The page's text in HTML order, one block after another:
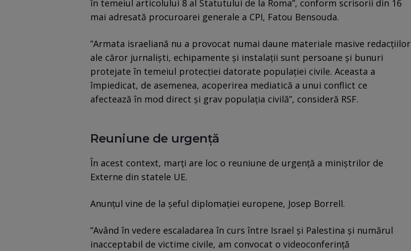
în temeiul articolului 8 al Statutului de la Roma”, conform scrisorii din 16
mai adresată procuroarei generale a CPI, Fatou Bensouda.
”Armata israeliană nu a provocat numai daune materiale masive redacţiilor
ale căror jurnalişti, echipamente şi instalaţii sunt persoane şi bunuri
protejate în temeiul protecţiei datorate populaţiei civile. Aceasta a
împiedicat, de asemenea, acoperirea mediatică a unui conflict ce
afectează în mod direct şi grav populaţia civilă”, consideră RSF.
Reuniune de urgenţă
În acest context, marți are loc o reuniune de urgenţă a miniştrilor de
Externe din statele UE.
Anunțul vine de la şeful diplomaţiei europene, Josep Borrell.
”Având în vedere escaladarea în curs între Israel şi Palestina şi numărul
inacceptabil de victime civile, am convocat o videoconferinţă